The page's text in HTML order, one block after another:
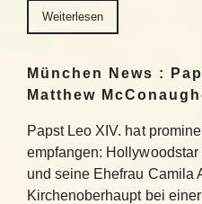
Weiterlesen
München News :
Matthew
Papst Leo XIV. hat
empfangen:
und seine Ehefrau Camila
Kirchenoberhaupt bei